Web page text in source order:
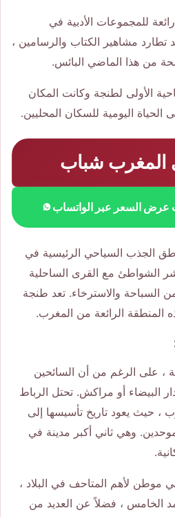
للمجموعات الأدبية في
تطارد مشاهير الكتاب والرسامين ،
من هذا الماضي البائس.
الأولى لطنجة وكانت المكان
الحياة اليومية للسكان المحليين.
المغرب شباب
عرض السعر عبر الواتساب
الجذب السياحي الرئيسية في
الشواطئ مع القرى الساحلية
السباحة والاسترخاء. تعد طنجة
المنطقة الرائعة من المغرب.
، على الرغم من أن السائحين
البيضاء أو مراكش. تحتل الرباط
، حيث يعود تاريخ تأسيسها إلى
وهي ثاني أكبر مدينة في
موطن لأهم المتاحف في البلاد ،
الخامس ، فضلاً عن العديد من